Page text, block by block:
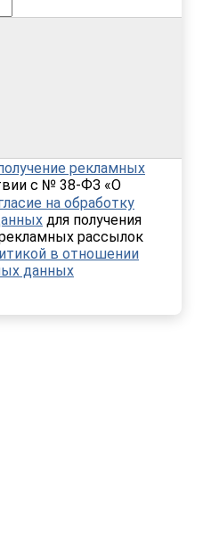
рекламных
с № 38-ФЗ «О
на обработку
для получения
рассылок
в отношении
данных